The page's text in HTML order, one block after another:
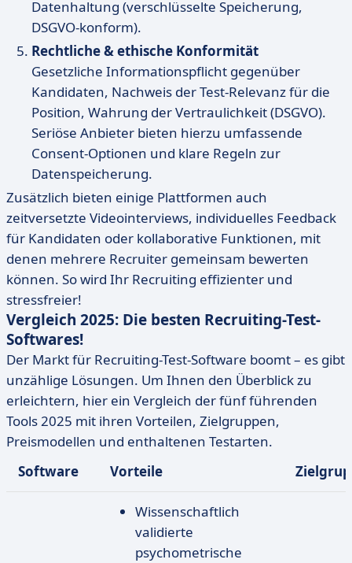
Datenhaltung (verschlüsselte Speicherung,
DSGVO-konform).
Rechtliche & ethische Konformität
Gesetzliche Informationspflicht gegenüber
Kandidaten, Nachweis der Test-Relevanz für die
Position, Wahrung der Vertraulichkeit (DSGVO).
Seriöse Anbieter bieten hierzu umfassende
Consent-Optionen und klare Regeln zur
Datenspeicherung.
Zusätzlich bieten einige Plattformen auch
zeitversetzte Videointerviews, individuelles Feedback
für Kandidaten oder kollaborative Funktionen, mit
denen mehrere Recruiter gemeinsam bewerten
können. So wird Ihr Recruiting effizienter und
stressfreier!
Vergleich 2025: Die besten Recruiting-Test-
Softwares!
Der Markt für Recruiting-Test-Software boomt – es gibt
unzählige Lösungen. Um Ihnen den Überblick zu
erleichtern, hier ein Vergleich der fünf führenden
Tools 2025 mit ihren Vorteilen, Zielgruppen,
Preismodellen und enthaltenen Testarten.
Software
Vorteile
Wissenschaftlich
validierte
psychometrische